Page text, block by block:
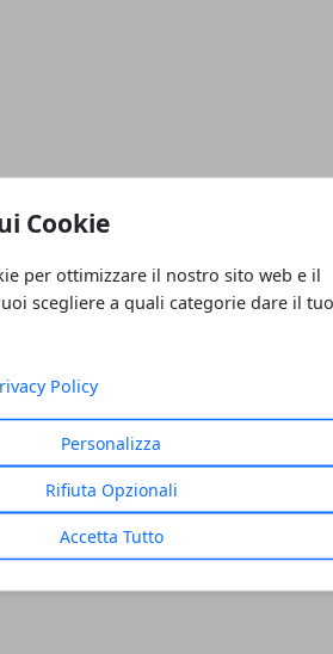
Cookie
per ottimizzare il nostro sito web e il
scegliere a quali categorie dare il
Policy
Personalizza
Rifiuta Opzionali
Accetta Tutto
per Whatsapp